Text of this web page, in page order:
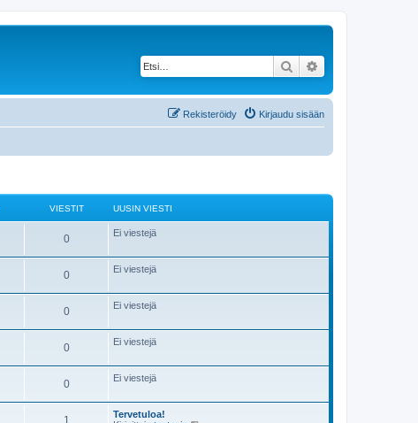
Etsi
Kirjaudu sisään
Rekisteröidy
VIESTIT UUSIN VIESTI
0 Ei viestejä
0 Ei viestejä
0 Ei viestejä
0 Ei viestejä
0 Ei viestejä
1
Tervetuloa!